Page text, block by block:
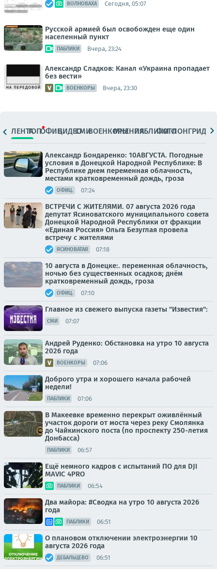
ВОЛНОВАХА Сегодня, 05:07
Русской армией был освобожден еще один
населенный пункт
ПАБЛИКИ Вчера, 23:24
Александр Сладков: Канал «Украина пропадает
без вести»
ВОЕНКОРЫ Вчера, 23:30
ЛЕНТАТОПОФИЦ.ВИДЕОСМИВОЕНКОРЫМНЕНИЯПАБЛИКИ
ФОТОЛОНГРИДЫ
Александр Бондаренко: 10АВГУСТА. Погодные
условия в Донецкой Народной Республике: В
Республике днем переменная облачность,
местами кратковременный дождь, гроза
ОФИЦ. 07:24
ВСТРЕЧИ С ЖИТЕЛЯМИ. 07 августа 2026 года
депутат Ясиноватского муниципального совета
Донецкой Народной Республики от фракции
«Единая Россия» Ольга Безуглая провела
встречу с жителями
ЯСИНОВАТАЯ 07:18
10 августа в Донецке:. переменная облачность,
ночью без существенных осадков; днём
кратковременный дождь, гроза
ОФИЦ. 07:10
Главное из свежего выпуска газеты "Известия":
СМИ 07:07
Андрей Руденко: Обстановка на утро 10 августа
2026 года
ВОЕНКОРЫ 07:06
Доброго утра и хорошего начала рабочей
недели!
ПАБЛИКИ 07:06
В Макеевке временно перекрыт оживлённый
участок дороги от моста через реку Смолянка
до Чайкинского поста (по проспекту 250-летия
Донбасса)
ПАБЛИКИ 06:57
Ещё немного кадров с испытаний ПО для DJI
MAVIC 4PRO
ПАБЛИКИ 06:54
Два майора: #Сводка на утро 10 августа 2026
года
ПАБЛИКИ 06:51
О плановом отключении электроэнергии 10
августа 2026 года
ДЕБАЛЬЦЕВО 06:51